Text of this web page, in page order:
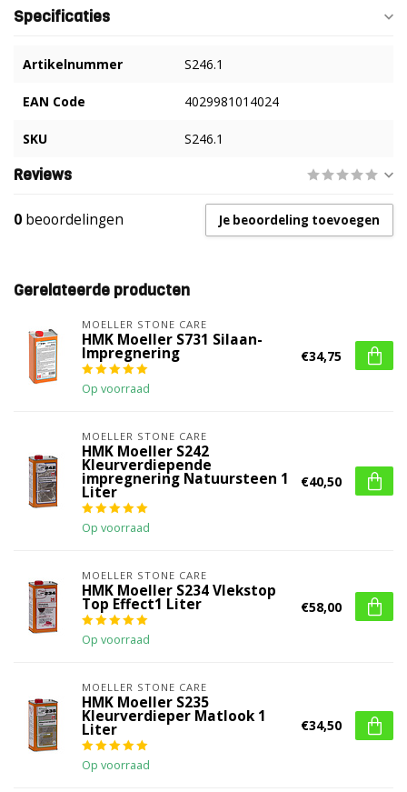
Specificaties
Artikelnummer S246.1
EAN Code 4029981014024
SKU S246.1
Reviews
0 beoordelingen Je beoordeling toevoegen
Gerelateerde producten
MOELLER STONE CARE
HMK Moeller S731 Silaan-
Impregnering
Op voorraad
€34,75
MOELLER STONE CARE
HMK Moeller S242
Kleurverdiepende
impregnering Natuursteen 1
Liter
Op voorraad
€40,50
MOELLER STONE CARE
HMK Moeller S234 Vlekstop
Top Effect1 Liter
Op voorraad
€58,00
MOELLER STONE CARE
HMK Moeller S235
Kleurverdieper Matlook 1
Liter
Op voorraad
€34,50